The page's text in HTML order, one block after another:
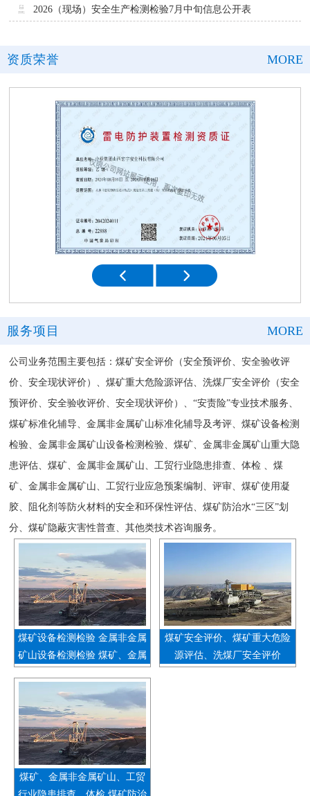
2026-07-21 16:04:21
2026（现场）安全生产检测检验7月中旬信息公开表
资质荣誉 MORE
服务项目 MORE
公司业务范围主要包括：煤矿安全评价（安全预评价、安全验收评
价、安全现状评价）、煤矿重大危险源评估、洗煤厂安全评价（安全
预评价、安全验收评价、安全现状评价）、“安责险”专业技术服务、
煤矿标准化辅导、金属非金属矿山标准化辅导及考评、煤矿设备检测
检验、金属非金属矿山设备检测检验、煤矿、金属非金属矿山重大隐
患评估、煤矿、金属非金属矿山、工贸行业隐患排查、体检 、煤
矿、金属非金属矿山、工贸行业应急预案编制、评审、煤矿使用凝
胶、阻化剂等防火材料的安全和环保性评估、煤矿防治水“三区”划
分、煤矿隐蔽灾害性普查、其他类技术咨询服务。
煤矿设备检测检验 金属非金属
矿山设备检测检验 煤矿、金属
煤矿安全评价、煤矿重大危险
源评估、洗煤厂安全评价
煤矿、金属非金属矿山、工贸